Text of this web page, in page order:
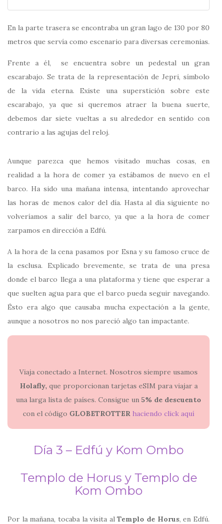
En la parte trasera se encontraba un gran lago de 130 por 80
metros que servía como escenario para diversas ceremonias.
Frente a él, se encuentra sobre un pedestal un gran
escarabajo. Se trata de la representación de Jepri, símbolo
de la vida eterna. Existe una superstición sobre este
escarabajo, ya que si queremos atraer la buena suerte,
debemos dar siete vueltas a su alrededor en sentido con
contrario a las agujas del reloj.
Aunque parezca que hemos visitado muchas cosas, en
realidad a la hora de comer ya estábamos de nuevo en el
barco. Ha sido una mañana intensa, intentando aprovechar
las horas de menos calor del día. Hasta al día siguiente no
volveríamos a salir del barco, ya que a la hora de comer
zarpamos en dirección a Edfú.
A la hora de la cena pasamos por Esna y su famoso cruce de
la esclusa. Explicado brevemente, se trata de una presa
donde el barco llega a una plataforma y tiene que esperar a
que suelten agua para que el barco pueda seguir navegando.
Ésto era algo que causaba mucha expectación a la gente,
aunque a nosotros no nos pareció algo tan impactante.
Viaja conectado a Internet. Nosotros siempre usamos
Holafly, que proporcionan tarjetas eSIM para viajar a
una larga lista de países. Consigue un 5% de descuento
con el código GLOBETROTTER haciendo click aquí
Día 3 – Edfú y Kom Ombo
Templo de Horus y Templo de
Kom Ombo
Por la mañana, tocaba la visita alTemplo de Horus, en Edfú.